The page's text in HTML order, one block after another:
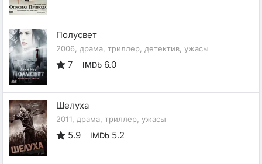
Полусвет
2006, драма, триллер, детектив, ужасы
7 IMDb 6.0
Шелуха
2011, драма, триллер, ужасы
5.9 IMDb 5.2